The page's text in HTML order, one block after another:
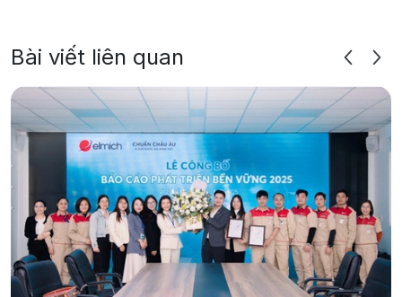
Bài viết liên quan